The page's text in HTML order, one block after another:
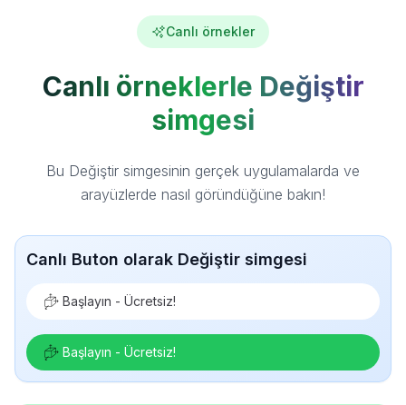
Canlı örnekler
Canlı örneklerle Değiştir
simgesi
Bu Değiştir simgesinin gerçek uygulamalarda ve
arayüzlerde nasıl göründüğüne bakın!
Canlı Buton olarak Değiştir simgesi
Başlayın - Ücretsiz!
Başlayın - Ücretsiz!